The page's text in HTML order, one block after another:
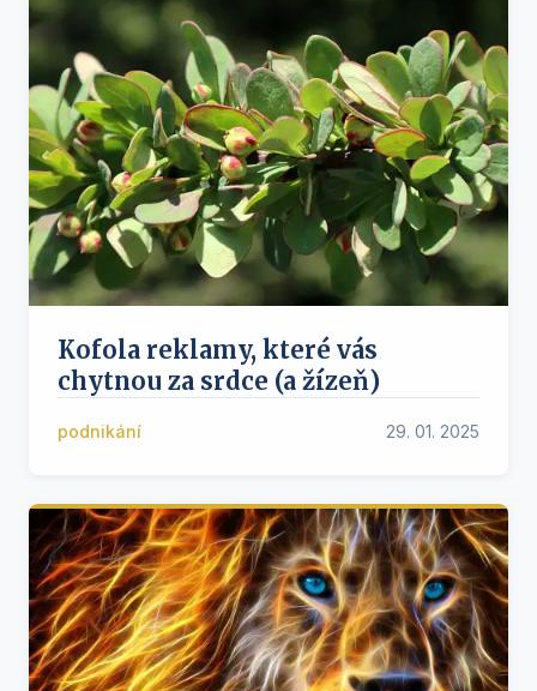
Kofola reklamy, které vás
chytnou za srdce (a žízeň)
podnikání 29. 01. 2025